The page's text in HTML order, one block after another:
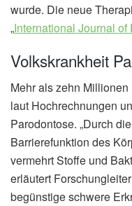
wurde. Die neue
„International Journal of
Volkskrankheit
Mehr als zehn
laut Hochrechnungen
Parodontose. „Durch
Barrierefunktion des
vermehrt Stoffe und
erläutert
begünstige schwere